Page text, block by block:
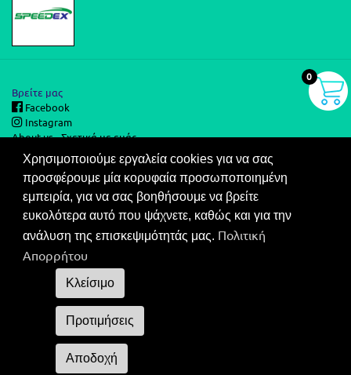
Βρείτε μας
Facebook
Instagram
About us - Σχετικά με εμάς
Ασφάλεια Συναλλαγών
Στις τιμές του καταλόγου μας περιλαμβάνεται ΦΠΑ.
Ο καταναλωτής έχει το δικαίωμα να μην πληρώσει εάν δεν λάβει το
νόμιμο παραστατικό στοιχείο (απόδειξη ή τιμολόγιο).
Συνεργαζόμενες τράπεζες για τις συναλλαγές σας.
tofarmakomou.gr © All rights reserved.
0
Χρησιμοποιούμε εργαλεία cookies για να σας
προσφέρουμε μία κορυφαία προσωποποιημένη
εμπειρία, για να σας βοηθήσουμε να βρείτε
ευκολότερα αυτό που ψάχνετε, καθώς και για την
ανάλυση της επισκεψιμότητάς μας. Πολιτική
Απορρήτου